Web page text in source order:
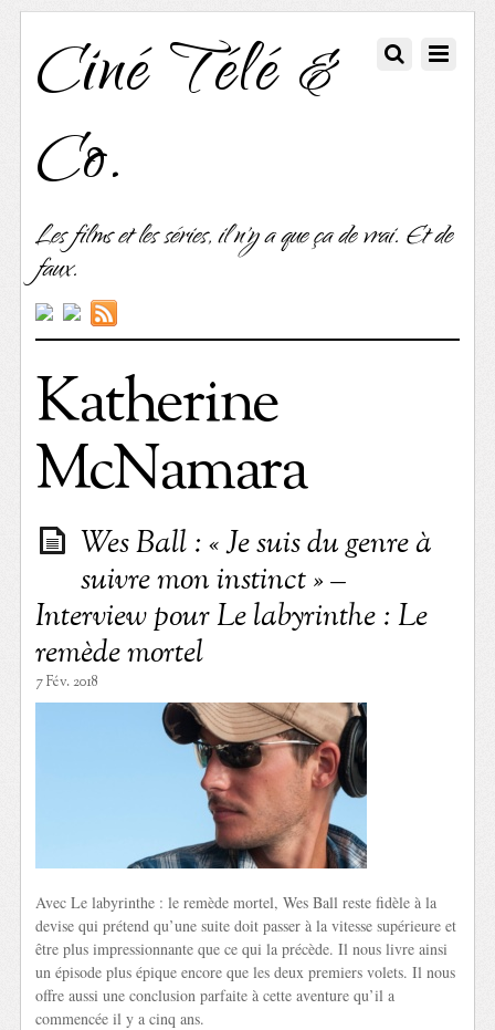
Ciné Télé &
Co.
Les films et les séries, il n'y a que ça de vrai. Et de
faux.
Katherine
McNamara
Wes Ball : « Je suis du genre à
suivre mon instinct » –
Interview pour Le labyrinthe : Le
remède mortel
7 Fév. 2018
Avec Le labyrinthe : le remède mortel, Wes Ball reste fidèle à la
devise qui prétend qu’une suite doit passer à la vitesse supérieure et
être plus impressionnante que ce qui la précède. Il nous livre ainsi
un épisode plus épique encore que les deux premiers volets. Il nous
offre aussi une conclusion parfaite à cette aventure qu’il a
commencée il y a cinq ans.